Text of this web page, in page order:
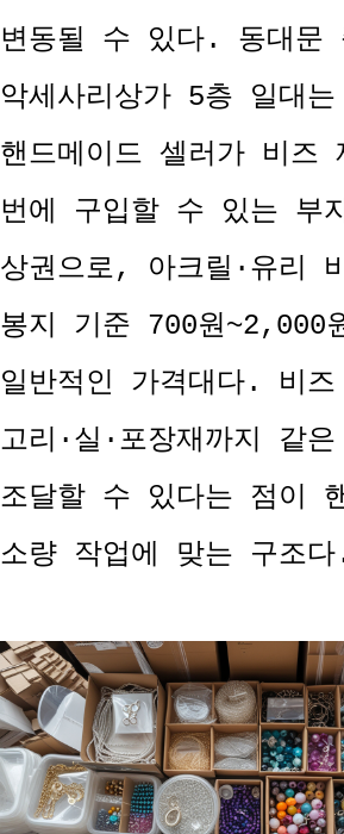
변동될 수 있다. 동대문
악세사리상가 5층 일대는
핸드메이드 셀러가 비즈
번에 구입할 수 있는 부
상권으로, 아크릴·유리
봉지 기준 700원~2,000
일반적인 가격대다. 비
고리·실·포장재까지 같은
조달할 수 있다는 점이
소량 작업에 맞는 구조다